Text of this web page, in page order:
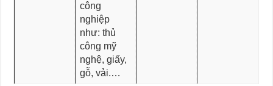
công
nghiệp
như: thủ
công mỹ
nghệ, giấy,
gỗ, vải.…